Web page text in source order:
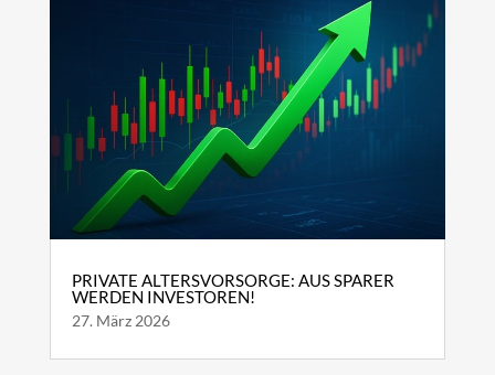
PRIVATE ALTERSVORSORGE: AUS SPARER
WERDEN INVESTOREN!
27. März 2026